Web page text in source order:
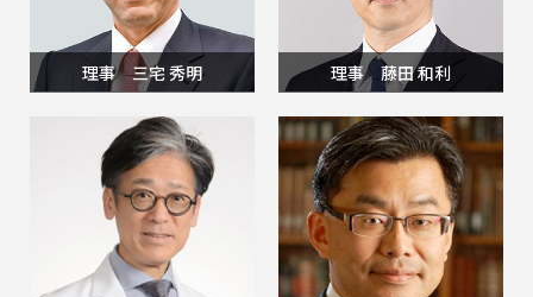
理事 三宅 秀明 理事 藤田 和利